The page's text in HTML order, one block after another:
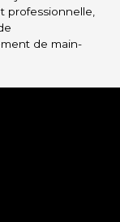
professionnelle,
de main-